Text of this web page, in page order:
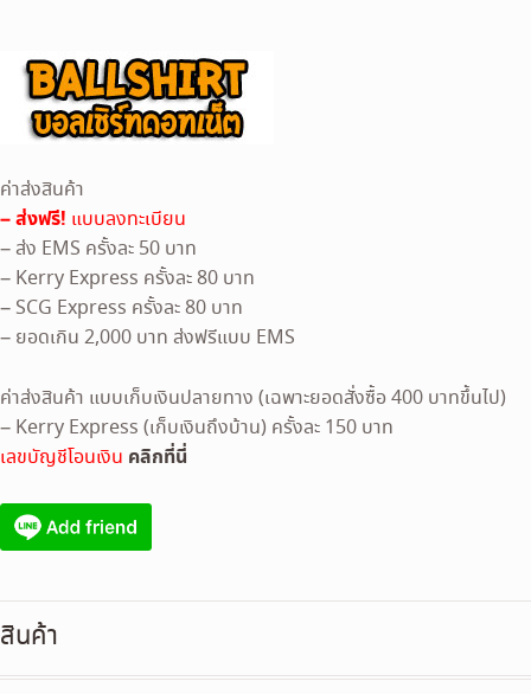
ค่าส่งสินค้า
– ส่งฟรี! แบบลงทะเบียน
– ส่ง EMS ครั้งละ 50 บาท
– Kerry Express ครั้งละ 80 บาท
– SCG Express ครั้งละ 80 บาท
– ยอดเกิน 2,000 บาท ส่งฟรีแบบ EMS
ค่าส่งสินค้า แบบเก็บเงินปลายทาง (เฉพาะยอดสั่งซื้อ 400 บาทขึ้นไป)
– Kerry Express (เก็บเงินถึงบ้าน) ครั้งละ 150 บาท
เลขบัญชีโอนเงิน คลิกที่นี่
สินค้า